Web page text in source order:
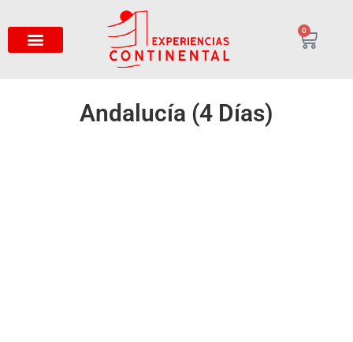
0
Andalucía (4 Días)